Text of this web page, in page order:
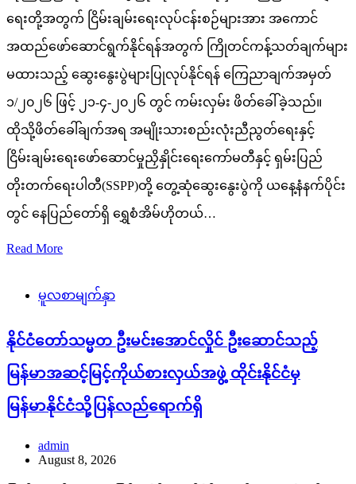
ရေးတို့အတွက် ငြိမ်းချမ်းရေးလုပ်ငန်းစဉ်များအား အကောင်
အထည်ဖော်ဆောင်ရွက်နိုင်ရန်အတွက် ကြိုတင်ကန့်သတ်ချက်များ
မထားသည့် ဆွေးနွေးပွဲများပြုလုပ်နိုင်ရန် ကြေညာချက်အမှတ်
၁/၂၀၂၆ ဖြင့် ၂၁-၄-၂၀၂၆ တွင် ကမ်းလှမ်း ဖိတ်ခေါ်ခဲ့သည်။
ထိုသို့ဖိတ်ခေါ်ချက်အရ အမျိုးသားစည်းလုံးညီညွတ်ရေးနှင့်
ငြိမ်းချမ်းရေးဖော်ဆောင်မှုညှိနှိုင်းရေးကော်မတီနှင့် ရှမ်းပြည်
တိုးတက်ရေးပါတီ(SSPP)တို့ တွေ့ဆုံဆွေးနွေးပွဲကို ယနေ့နံနက်ပိုင်း
တွင် နေပြည်တော်ရှိ ရွှေစံအိမ်ဟိုတယ်…
Read More
မူလစာမျက်နှာ
နိုင်ငံတော်သမ္မတ ဦးမင်းအောင်လှိုင် ဦးဆောင်သည့်
မြန်မာအဆင့်မြင့်ကိုယ်စားလှယ်အဖွဲ့ ထိုင်းနိုင်ငံမှ
မြန်မာနိုင်ငံသို့ပြန်လည်ရောက်ရှိ
admin
August 8, 2026